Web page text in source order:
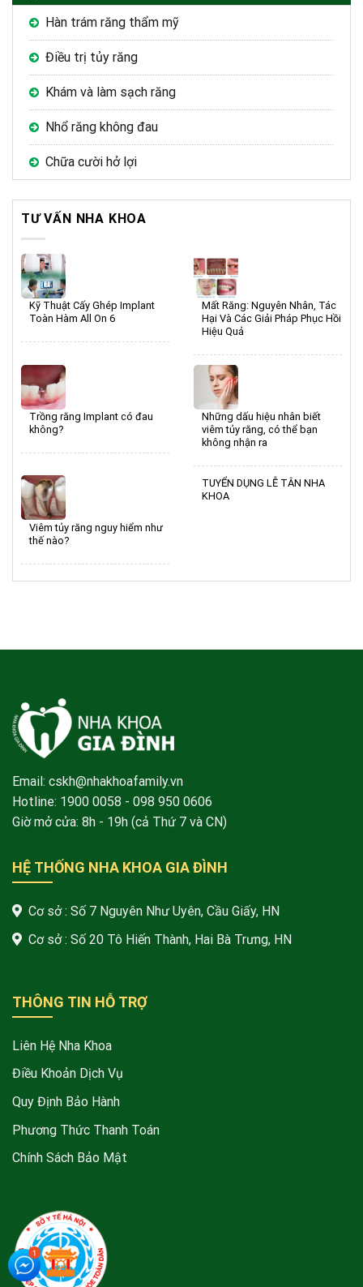
Hàn trám răng thẩm mỹ
Điều trị tủy răng
Khám và làm sạch răng
Nhổ răng không đau
Chữa cười hở lợi
TƯ VẤN NHA KHOA
Kỹ Thuật Cấy Ghép Implant
Toàn Hàm All On 6
Mất Răng: Nguyên Nhân, Tác
Hại Và Các Giải Pháp Phục Hồi
Hiệu Quả
Trồng răng Implant có đau
không?
Những dấu hiệu nhân biết
viêm tủy răng, có thể bạn
không nhận ra
Viêm tủy răng nguy hiểm như
thế nào?
TUYỂN DỤNG LỄ TÂN NHA
KHOA
Email: cskh@nhakhoafamily.vn
Hotline: 1900 0058 - 098 950 0606
Giờ mở cửa: 8h - 19h (cả Thứ 7 và CN)
HỆ THỐNG NHA KHOA GIA ĐÌNH
Cơ sở : Số 7 Nguyên Như Uyên, Cầu Giấy, HN
Cơ sở : Số 20 Tô Hiến Thành, Hai Bà Trưng, HN
THÔNG TIN HỖ TRỢ
Liên Hệ Nha Khoa
Điều Khoản Dịch Vụ
Quy Định Bảo Hành
Phương Thức Thanh Toán
Chính Sách Bảo Mật